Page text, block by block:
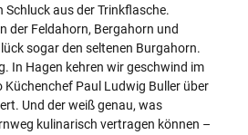
Schluck aus der Trinkflasche.
der Feldahorn, Bergahorn und
sogar den seltenen Burgahorn.
In Hagen kehren wir geschwind im
Küchenchef Paul Ludwig Buller über
Und der weiß genau, was
kulinarisch vertragen können –